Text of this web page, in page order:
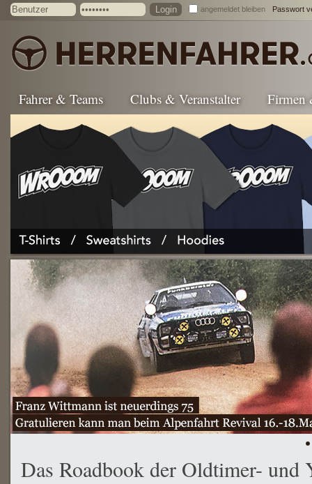
angemeldet bleiben Passwort
Fahrer & Teams Clubs & Veranstalter Firmen
Das Roadbook der Oldtimer- und